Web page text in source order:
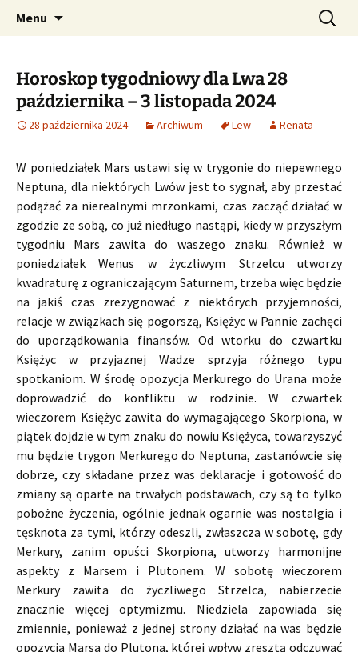
CzaroMarowy horoskop
dzienny, miesięczny i
tygodniowy
Profesjonalne przepowiednie astrologiczne
Menu Szukaj:
Horoskop tygodniowy dla Lwa 28
października – 3 listopada 2024
28 października 2024 Archiwum Lew Renata
W poniedziałek Mars ustawi się w trygonie do niepewnego
Neptuna, dla niektórych Lwów jest to sygnał, aby przestać
podążać za nierealnymi mrzonkami, czas zacząć działać w
zgodzie ze sobą, co już niedługo nastąpi, kiedy w przyszłym
tygodniu Mars zawita do waszego znaku. Również w
poniedziałek Wenus w życzliwym Strzelcu utworzy
kwadraturę z ograniczającym Saturnem, trzeba więc będzie
na jakiś czas zrezygnować z niektórych przyjemności,
relacje w związkach się pogorszą, Księżyc w Pannie zachęci
do uporządkowania finansów. Od wtorku do czwartku
Księżyc w przyjaznej Wadze sprzyja różnego typu
spotkaniom. W środę opozycja Merkurego do Urana może
doprowadzić do konfliktu w rodzinie. W czwartek
wieczorem Księżyc zawita do wymagającego Skorpiona, w
piątek dojdzie w tym znaku do nowiu Księżyca, towarzyszyć
mu będzie trygon Merkurego do Neptuna, zastanówcie się
dobrze, czy składane przez was deklaracje i gotowość do
zmiany są oparte na trwałych podstawach, czy są to tylko
pobożne życzenia, ogólnie jednak ogarnie was nostalgia i
tęsknota za tymi, którzy odeszli, zwłaszcza w sobotę, gdy
Merkury, zanim opuści Skorpiona, utworzy harmonijne
aspekty z Marsem i Plutonem. W sobotę wieczorem
Merkury zawita do życzliwego Strzelca, nabierzecie
znacznie więcej optymizmu. Niedziela zapowiada się
zmiennie, ponieważ z jednej strony działać na was będzie
opozycja Marsa do Plutona, której wpływ zresztą odczuwać